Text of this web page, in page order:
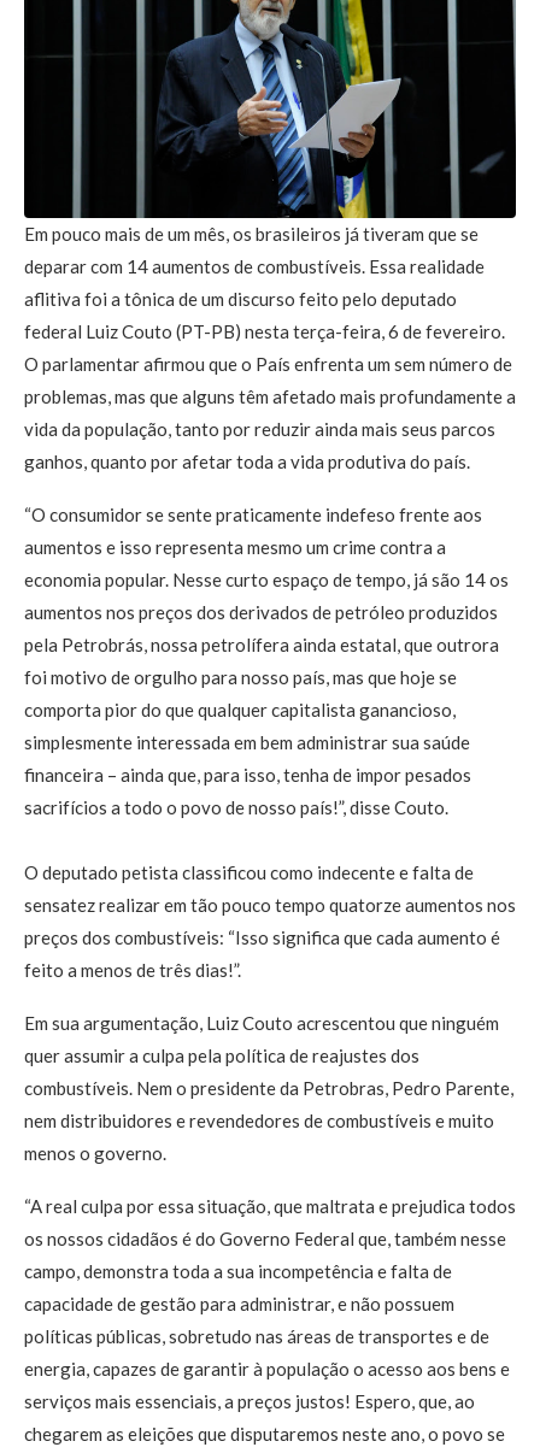
Em pouco mais de um mês, os brasileiros já tiveram que se
deparar com 14 aumentos de combustíveis. Essa realidade
aflitiva foi a tônica de um discurso feito pelo deputado
federal Luiz Couto (PT-PB) nesta terça-feira, 6 de fevereiro.
O parlamentar afirmou que o País enfrenta um sem número de
problemas, mas que alguns têm afetado mais profundamente a
vida da população, tanto por reduzir ainda mais seus parcos
ganhos, quanto por afetar toda a vida produtiva do país.
“O consumidor se sente praticamente indefeso frente aos
aumentos e isso representa mesmo um crime contra a
economia popular. Nesse curto espaço de tempo, já são 14 os
aumentos nos preços dos derivados de petróleo produzidos
pela Petrobrás, nossa petrolífera ainda estatal, que outrora
foi motivo de orgulho para nosso país, mas que hoje se
comporta pior do que qualquer capitalista ganancioso,
simplesmente interessada em bem administrar sua saúde
financeira – ainda que, para isso, tenha de impor pesados
sacrifícios a todo o povo de nosso país!”, disse Couto.
O deputado petista classificou como indecente e falta de
sensatez realizar em tão pouco tempo quatorze aumentos nos
preços dos combustíveis: “Isso significa que cada aumento é
feito a menos de três dias!”.
Em sua argumentação, Luiz Couto acrescentou que ninguém
quer assumir a culpa pela política de reajustes dos
combustíveis. Nem o presidente da Petrobras, Pedro Parente,
nem distribuidores e revendedores de combustíveis e muito
menos o governo.
“A real culpa por essa situação, que maltrata e prejudica todos
os nossos cidadãos é do Governo Federal que, também nesse
campo, demonstra toda a sua incompetência e falta de
capacidade de gestão para administrar, e não possuem
políticas públicas, sobretudo nas áreas de transportes e de
energia, capazes de garantir à população o acesso aos bens e
serviços mais essenciais, a preços justos! Espero, que, ao
chegarem as eleições que disputaremos neste ano, o povo se